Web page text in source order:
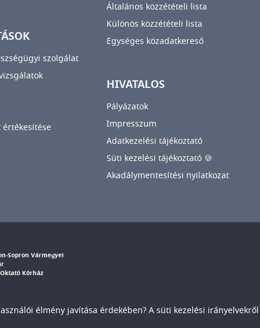
élmény javítása érdekében? A süti kezelési
szolgálat
értékesítése
Általános közzétételi lista
Különös közzétételi lista
Egységes közadatkereső
HIVATALOS
Pályázatok
Impresszum
Adatkezelési tájékoztató
Süti kezelési tájékoztató 🍪
Akadálymentesítési nyilatkozat
Sopron Vármegyei
Kórház
Vármegyei Petz Aladár Egyetemi Oktató Kórház • 9024.